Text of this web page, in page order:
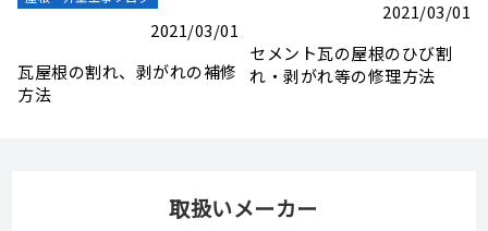
2021/06/17
小倉南区 マンション 漏水調
査 Ｉ様
2021/03/01
ALCパワーボードのひび割れ
等の補修方法
取扱いメーカー